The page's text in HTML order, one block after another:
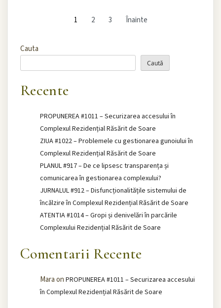
1 2 3 Înainte
Cauta
Caută
Recente
PROPUNEREA #1011 – Securizarea accesului în
Complexul Rezidențial Răsărit de Soare
ZIUA #1022 – Problemele cu gestionarea gunoiului în
Complexul Rezidențial Răsărit de Soare
PLANUL #917 – De ce lipsesc transparența și
comunicarea în gestionarea complexului?
JURNALUL #912 – Disfuncționalitățile sistemului de
încălzire în Complexul Rezidențial Răsărit de Soare
ATENTIA #1014 – Gropi și denivelări în parcările
Complexului Rezidențial Răsărit de Soare
Comentarii Recente
Maraon PROPUNEREA #1011 – Securizarea accesului
în Complexul Rezidențial Răsărit de Soare